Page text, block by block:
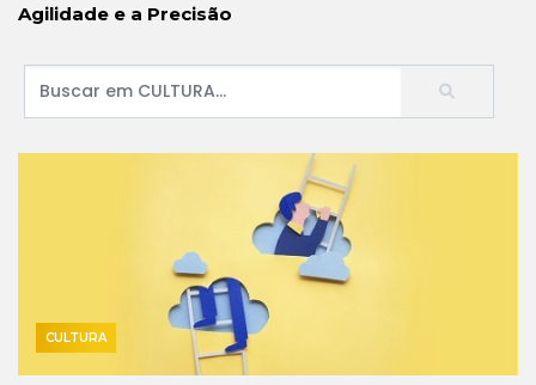
Agilidade e a Precisão
CULTURA